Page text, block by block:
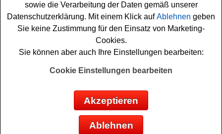
Falls Sie an dem Hanser Literaturverlage
Adventskalender Gewinnspiel 2025 kostenlos
teilnehmen möchten, müssen Sie nur flink die Türchen
im Online-Adventskalender öffnen und können sich dann
Ihre tägliche Gewinnchance sichern. Vielleicht haben Sie
ja Glück? Auf jeden Fall viel Erfolg!
Hanser Literaturverlage verlost 24 tolle
Anzeige:
sowie die Verarbeitung der Daten gemäß unserer
Datenschutzerklärung. Mit einem Klick aufAblehnen geben
Sie keine Zustimmung für den Einsatz von Marketing-
Cookies.
Sie können aber auch Ihre Einstellungen bearbeiten:
Cookie Einstellungen bearbeiten
Akzeptieren
Ablehnen